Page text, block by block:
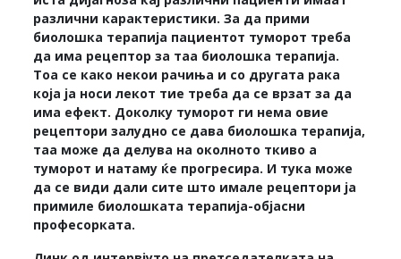
различни карактеристики. За да прими
биолошка терапија пациентот туморот треба
да има рецептор за таа биолошка терапија.
Тоа се како некои рачиња и со другата рака
која ја носи лекот тие треба да се врзат за да
има ефект. Доколку туморот ги нема овие
рецептори залудно се дава биолошка терапија,
таа може да делува на околното ткиво а
туморот и натаму ќе прогресира. И тука може
да се види дали сите што имале рецептори ја
примиле биолошката терапија-објасни
професорката.